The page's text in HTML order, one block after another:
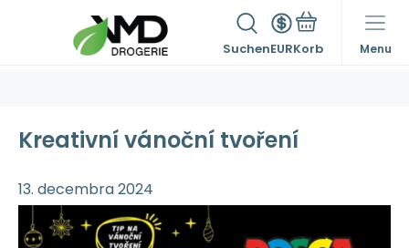
SuchenEUR Menu
Kreativní vánoční tvoření
13. decembra 2024